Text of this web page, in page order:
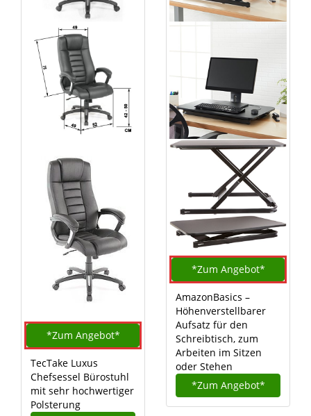
*Zum Angebot*
TecTake Luxus
Chefsessel Bürostuhl
mit sehr hochwertiger
Polsterung
*Zum Angebot*
AmazonBasics –
Höhenverstellbarer
Aufsatz für den
Schreibtisch, zum
Arbeiten im Sitzen
oder Stehen
*Zum Angebot*